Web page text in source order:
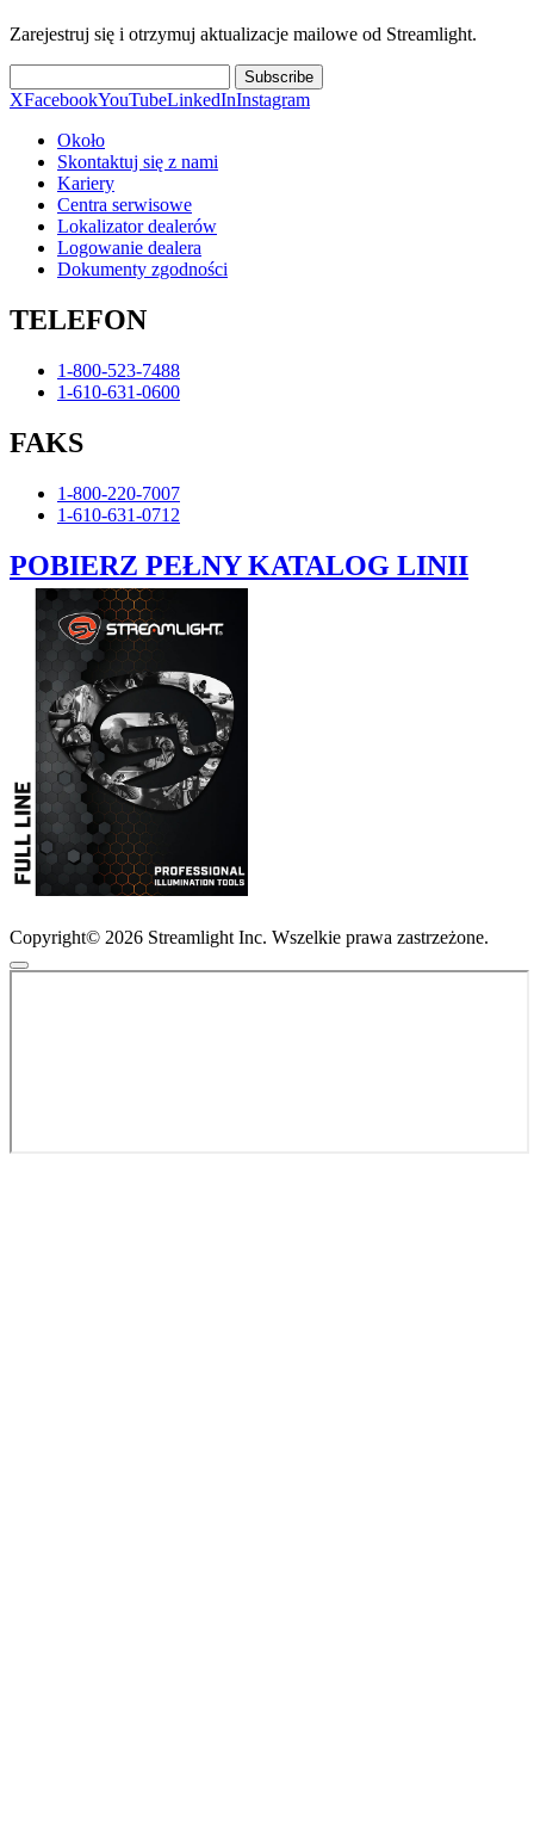
Zarejestruj się i otrzymuj aktualizacje mailowe od Streamlight.
Subscribe
XFacebookYouTubeLinkedInInstagram
Około
Skontaktuj się z nami
Kariery
Centra serwisowe
Lokalizator dealerów
Logowanie dealera
Dokumenty zgodności
TELEFON
1-800-523-7488
1-610-631-0600
FAKS
1-800-220-7007
1-610-631-0712
POBIERZ PEŁNY KATALOG LINII
Copyright© 2026 Streamlight Inc. Wszelkie prawa zastrzeżone.